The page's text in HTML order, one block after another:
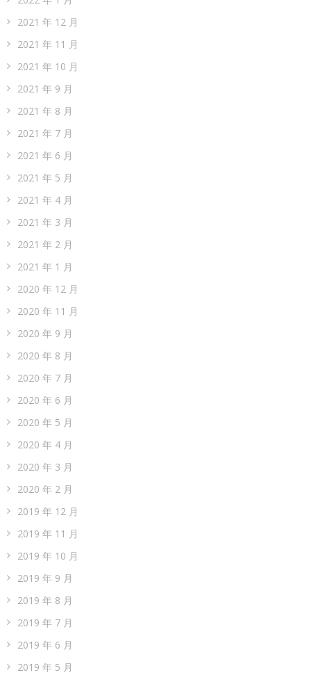
2021 年 12 月
2021 年 11 月
2021 年 10 月
2021 年 9 月
2021 年 8 月
2021 年 7 月
2021 年 6 月
2021 年 5 月
2021 年 4 月
2021 年 3 月
2021 年 2 月
2021 年 1 月
2020 年 12 月
2020 年 11 月
2020 年 9 月
2020 年 8 月
2020 年 7 月
2020 年 6 月
2020 年 5 月
2020 年 4 月
2020 年 3 月
2020 年 2 月
2019 年 12 月
2019 年 11 月
2019 年 10 月
2019 年 9 月
2019 年 8 月
2019 年 7 月
2019 年 6 月
2019 年 5 月